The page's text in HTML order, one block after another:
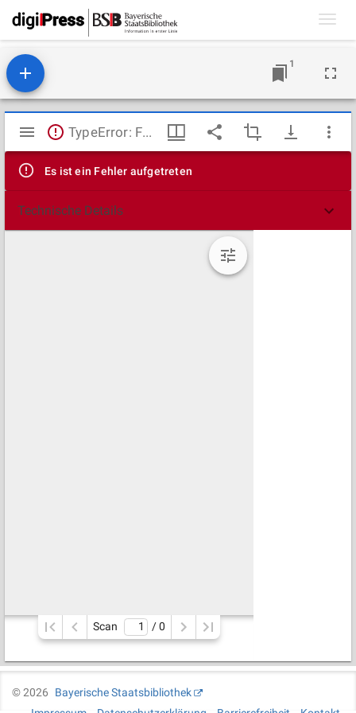
1
Mirador
Viewer
TypeError: Failed to fetch
Es ist ein Fehler aufgetreten
Technische Details
Scan / 0
©2026
Bayerische Staatsbibliothek